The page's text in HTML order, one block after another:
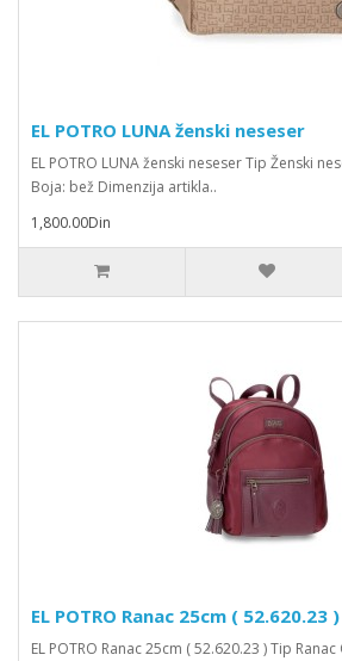
EL POTRO LUNA ženski neseser
EL POTRO LUNA ženski neseser Tip Ženski
Boja: bež Dimenzija artikla..
1,800.00Din
EL POTRO Ranac 25cm ( 52.620.23 )
EL POTRO Ranac 25cm ( 52.620.23 ) Tip